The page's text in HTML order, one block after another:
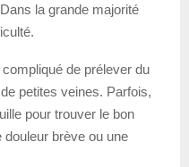
la grande majorité
de prélever du
petites veines. Parfois,
pour trouver le bon
douleur brève ou une